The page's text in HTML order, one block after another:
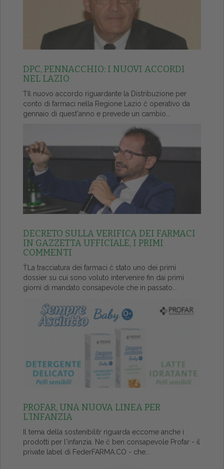
DPC, PENNACCHIO: I NUOVI ACCORDI
NEL LAZIO
ŤIl nuovo accordo riguardante la Distribuzione per
conto di farmaci nella Regione Lazio č operativo da
gennaio di quest'anno e prevede un cambio...
DECRETO SULLA VERIFICA DEI FARMACI
IN GAZZETTA UFFICIALE, I PRIMI
COMMENTI
ŤLa tracciatura dei farmaci č stato uno dei primi
dossier su cui sono voluto intervenire fin dai primi
giorni di mandato consapevole che in passato...
PROFAR, UNA NUOVA LINEA PER
L’INFANZIA
Il tema della sostenibilitŕ riguarda eccome anche i
prodotti per l'infanzia. Ne č ben consapevole Profar - il
private label di FederFARMA.CO - che...